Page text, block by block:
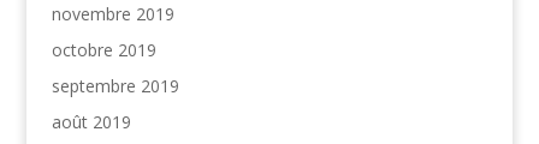
novembre 2019
octobre 2019
septembre 2019
août 2019